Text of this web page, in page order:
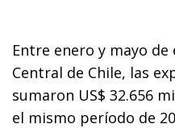
Entre enero y mayo de
Central de Chile, las
sumaron US$ 32.656
el mismo período de